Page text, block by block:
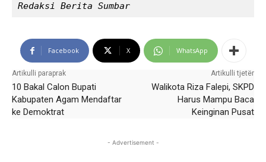
Redaksi Berita Sumbar
Facebook X WhatsApp
Artikulli paraprak
10 Bakal Calon Bupati
Kabupaten Agam Mendaftar
ke Demoktrat
Artikulli tjetër
Walikota Riza Falepi, SKPD
Harus Mampu Baca
Keinginan Pusat
- Advertisement -